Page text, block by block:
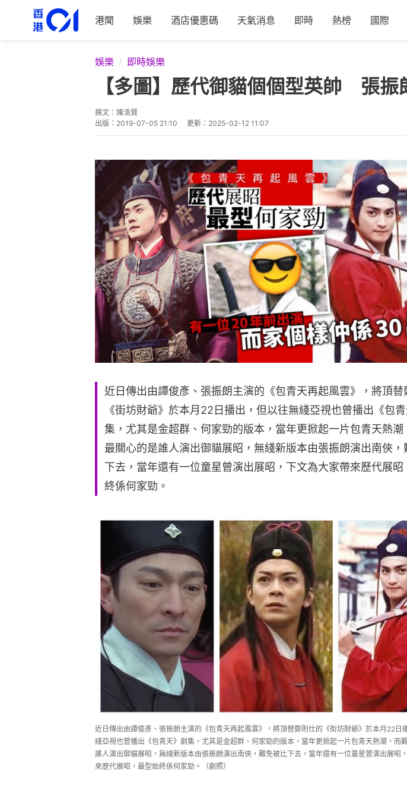
港聞 娛樂 酒店優惠碼 天氣消息 即時 熱榜 國際
娛樂 即時娛樂
【多圖】歷代御貓個個型英帥 張振
撰文： 陳浩賢
出版： 2019-07-05 21:10 更新： 2025-02-12 11:07
近日傳出由譚俊彥、張振朗主演的《包青天再起風雲》，將頂替
《街坊財爺》於本月22日播出，但以往無綫亞視也曾播出《包青
集，尤其是金超群、何家勁的版本，當年更掀起一片包青天熱潮
最關心的是誰人演出御貓展昭，無綫新版本由張振朗演出南俠，
下去，當年還有一位童星曾演出展昭，下文為大家帶來歷代展昭
終係何家勁。
近日傳出由譚俊彥、張振朗主演的《包青天再起風雲》，將頂替鄭則仕的《街坊財爺》於本月22日
綫亞視也曾播出《包青天》劇集，尤其是金超群、何家勁的版本，當年更掀起一片包青天熱潮，而
誰人演出御貓展昭，無綫新版本由張振朗演出南俠，難免被比下去，當年還有一位童星曾演出展昭
來歷代展昭，最型始終係何家勁。（劇照）